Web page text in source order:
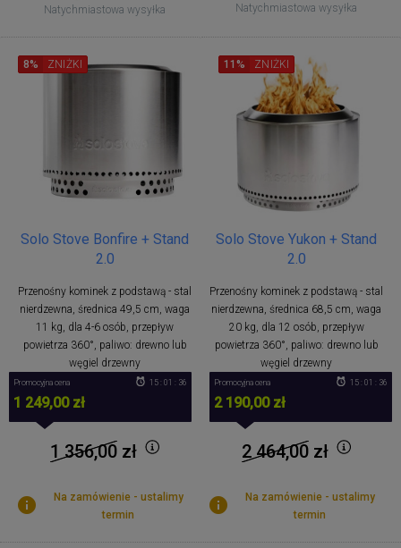
Natychmiastowa wysyłka
Natychmiastowa wysyłka
Solo Stove Bonfire + Stand
2.0
Przenośny kominek z podstawą - stal
nierdzewna, średnica 49,5 cm, waga
11 kg, dla 4-6 osób, przepływ
powietrza 360°, paliwo: drewno lub
węgiel drzewny
8% ZNIŻKI
Promocyjna cena
1 249,00 zł
15 : 01 : 36
1 356,00zł
Na zamówienie - ustalimy
termin
Solo Stove Yukon + Stand
2.0
Przenośny kominek z podstawą - stal
nierdzewna, średnica 68,5 cm, waga
20 kg, dla 12 osób, przepływ
powietrza 360°, paliwo: drewno lub
węgiel drzewny
11% ZNIŻKI
Promocyjna cena
2 190,00 zł
15 : 01 : 36
2 464,00zł
Na zamówienie - ustalimy
termin